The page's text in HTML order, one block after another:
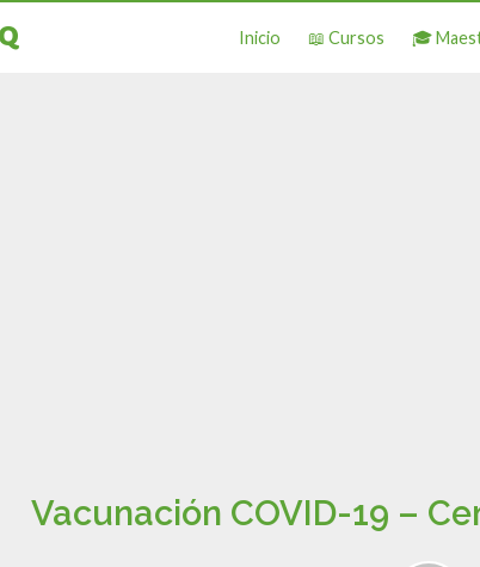
Inicio 📖 Cursos 🎓
Vacunación COVID-19 –